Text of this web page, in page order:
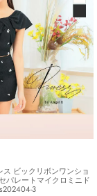
ス ビックリボンワンショ
パレートマイクロミニド
3